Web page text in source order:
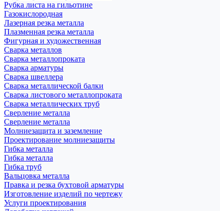
Рубка листа на гильотине
Газокислородная
Лазерная резка металла
Плазменная резка металла
Фигурная и художественная
Сварка металлов
Сварка металлопроката
Сварка арматуры
Сварка швеллера
Сварка металлической балки
Сварка листового металлопроката
Сварка металлических труб
Сверление металла
Сверление металла
Молниезащита и заземление
Проектирование молниезащиты
Гибка металла
Гибка металла
Гибка труб
Вальцовка металла
Правка и резка бухтовой арматуры
Изготовление изделий по чертежу
Услуги проектирования